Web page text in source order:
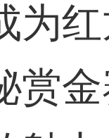
为
赏